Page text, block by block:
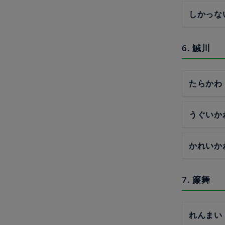
しかっな
6. 鰔川
たらかわ
うぐいか
かれいか
7. 簾舞
れんまい